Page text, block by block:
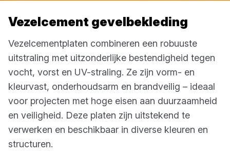
Vezelcement gevelbekleding
Vezelcementplaten combineren een robuuste
uitstraling met uitzonderlijke bestendigheid tegen
vocht, vorst en UV-straling. Ze zijn vorm- en
kleurvast, onderhoudsarm en brandveilig – ideaal
voor projecten met hoge eisen aan duurzaamheid
en veiligheid. Deze platen zijn uitstekend te
verwerken en beschikbaar in diverse kleuren en
structuren.